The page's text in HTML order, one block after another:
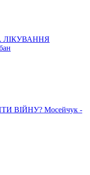
ЛІКУВАННЯ
ВІЙНУ? Мосейчук -